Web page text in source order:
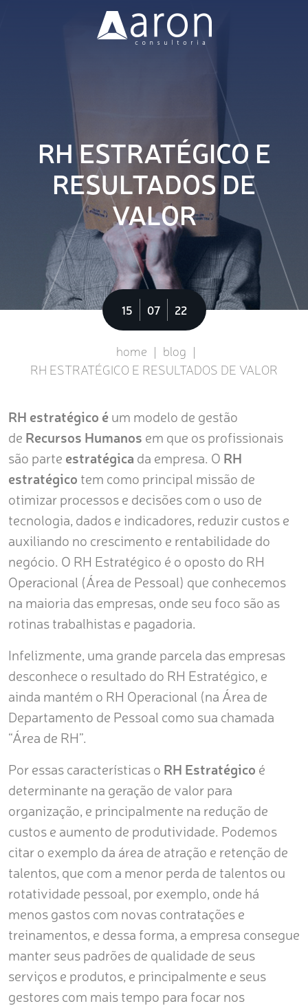
Nossa Missão
Clientes
Contato
Sobre
RH ESTRATÉGICO E
RESULTADOS DE
VALOR
15 07 22
home | blog |
RH ESTRATÉGICO E RESULTADOS DE VALOR
RH estratégico éum modelo de gestão
de Recursos Humanos em que os profissionais
são parte estratégica da empresa. O RH
estratégico tem como principal missão de
otimizar processos e decisões com o uso de
tecnologia, dados e indicadores, reduzir custos e
auxiliando no crescimento e rentabilidade do
negócio. O RH Estratégico é o oposto do RH
Operacional (Área de Pessoal) que conhecemos
na maioria das empresas, onde seu foco são as
rotinas trabalhistas e pagadoria.
Infelizmente, uma grande parcela das empresas
desconhece o resultado do RH Estratégico, e
ainda mantém o RH Operacional (na Área de
Departamento de Pessoal como sua chamada
“Área de RH”.
Por essas características o RH Estratégico é
determinante na geração de valor para
organização, e principalmente na redução de
custos e aumento de produtividade. Podemos
citar o exemplo da área de atração e retenção de
talentos, que com a menor perda de talentos ou
rotatividade pessoal, por exemplo, onde há
menos gastos com novas contratações e
treinamentos, e dessa forma, a empresa consegue
manter seus padrões de qualidade de seus
serviços e produtos, e principalmente e seus
gestores com mais tempo para focar nos